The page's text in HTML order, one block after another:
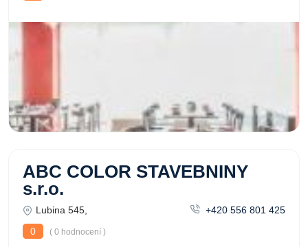
ABC COLOR STAVEBNINY
s.r.o.
Lubina 545,
+420 556 801 425
0
( 0 hodnocení )